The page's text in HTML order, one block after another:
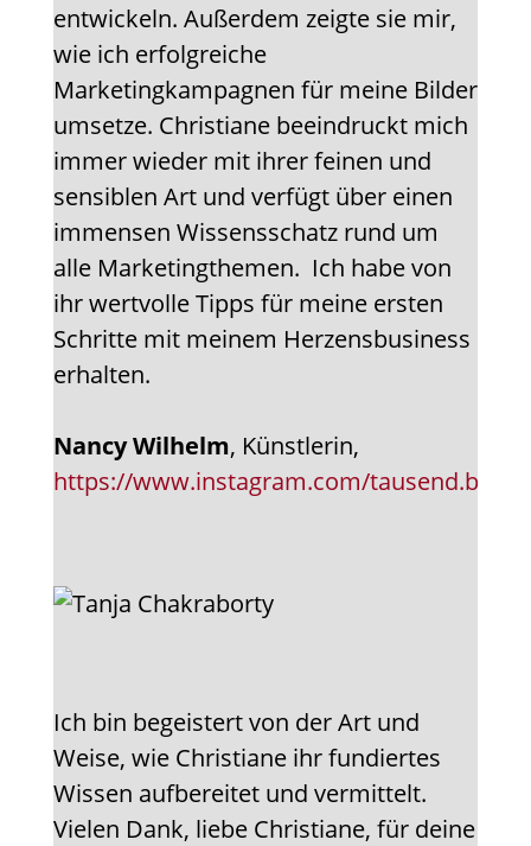
entwickeln. Außerdem zeigte sie mir,
wie ich erfolgreiche
Marketingkampagnen für meine Bilder
umsetze. Christiane beeindruckt mich
immer wieder mit ihrer feinen und
sensiblen Art und verfügt über einen
immensen Wissensschatz rund um
alle Marketingthemen. Ich habe von
ihr wertvolle Tipps für meine ersten
Schritte mit meinem Herzensbusiness
erhalten.
Nancy Wilhelm, Künstlerin,
https://www.instagram.com/tausend.bild/
Ich bin begeistert von der Art und
Weise, wie Christiane ihr fundiertes
Wissen aufbereitet und vermittelt.
Vielen Dank, liebe Christiane, für deine